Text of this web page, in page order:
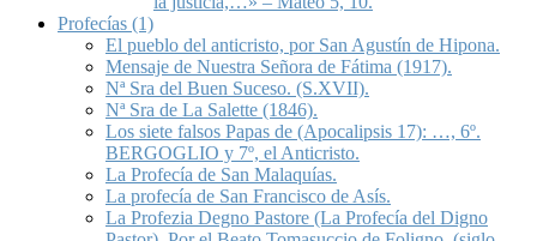
Profecías (1)
El pueblo del anticristo, por San Agustín de Hipona.
Mensaje de Nuestra Señora de Fátima (1917).
Nª Sra del Buen Suceso. (S.XVII).
Nª Sra de La Salette (1846).
Los siete falsos Papas de (Apocalipsis 17): …, 6º.
BERGOGLIO y 7º, el Anticristo.
La Profecía de San Malaquías.
La profecía de San Francisco de Asís.
La Profezia Degno Pastore (La Profecía del Digno